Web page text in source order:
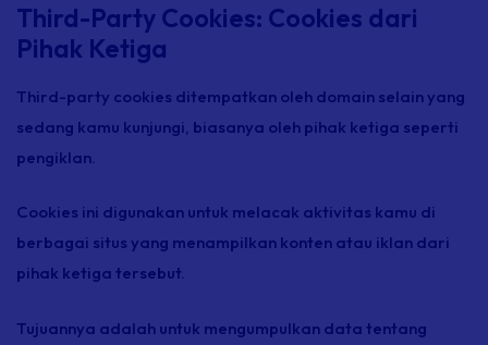
Third-Party Cookies: Cookies dari
Pihak Ketiga
Third-party cookies ditempatkan oleh domain selain yang
sedang kamu kunjungi, biasanya oleh pihak ketiga seperti
pengiklan.
Cookies ini digunakan untuk melacak aktivitas kamu di
berbagai situs yang menampilkan konten atau iklan dari
pihak ketiga tersebut.
Tujuannya adalah untuk mengumpulkan data tentang